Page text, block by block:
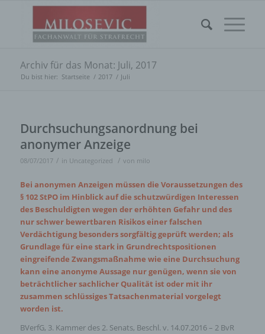
Archiv für das Monat: Juli, 2017
Du bist hier: Startseite / 2017 / Juli
Durchsuchungsanordnung bei
anonymer Anzeige
08/07/2017 / in Uncategorized / von milo
Bei anonymen Anzeigen müssen die Voraussetzungen des
§ 102 StPO im Hinblick auf die schutzwürdigen Interessen
des Beschuldigten wegen der erhöhten Gefahr und des
nur schwer bewertbaren Risikos einer falschen
Verdächtigung besonders sorgfältig geprüft werden; als
Grundlage für eine stark in Grundrechtspositionen
eingreifende Zwangsmaßnahme wie eine Durchsuchung
kann eine anonyme Aussage nur genügen, wenn sie von
beträchtlicher sachlicher Qualität ist oder mit ihr
zusammen schlüssiges Tatsachenmaterial vorgelegt
worden ist.
BVerfG, 3. Kammer des 2. Senats, Beschl. v. 14.07.2016 – 2 BvR